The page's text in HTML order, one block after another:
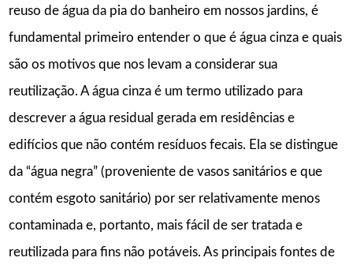
reuso de água da pia do banheiro em nossos jardins, é
fundamental primeiro entender o que é água cinza e quais
são os motivos que nos levam a considerar sua
reutilização. A água cinza é um termo utilizado para
descrever a água residual gerada em residências e
edifícios que não contém resíduos fecais. Ela se distingue
da “água negra” (proveniente de vasos sanitários e que
contém esgoto sanitário) por ser relativamente menos
contaminada e, portanto, mais fácil de ser tratada e
reutilizada para fins não potáveis. As principais fontes de